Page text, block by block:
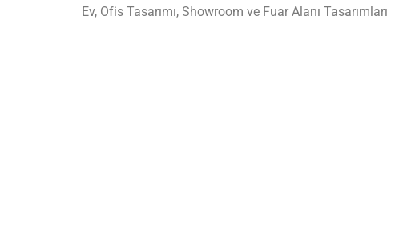
Ev, Ofis Tasarımı, Showroom ve Fuar Alanı Tasarımları